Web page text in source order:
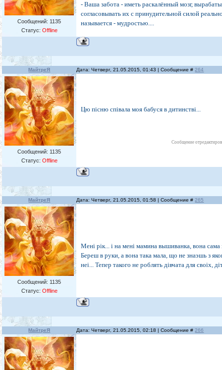
Сообщений: 1135
Статус: Offline
- Ваша забота - иметь раскалённый мозг,
согласовывать их с принудительной силой
называется - мудростью....
МайтреЯ Дата: Четверг, 21.05.2015, 01:43 | Сообщение #264
Сообщений: 1135
Статус: Offline
Цю пiсню спiвала моя бабуся в дитинствi...
Сообщение
МайтреЯ Дата: Четверг, 21.05.2015, 01:58 | Сообщение #265
Сообщений: 1135
Статус: Offline
Менi рiк... i на менi мамина вышиванка, вона
Береш в руки, а вона така мала, що не знаэшь з
неi... Тепер такого не роблять дiвчата для своiх,
МайтреЯ Дата: Четверг, 21.05.2015, 02:18 | Сообщение #266